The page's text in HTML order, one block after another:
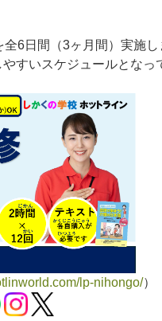
6日間（3ヶ月間）実施し
すいスケジュールとなっ
lp-nihongo/）